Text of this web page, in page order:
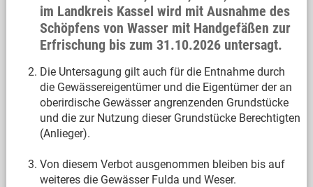
im Landkreis Kassel wird mit Ausnahme des
Schöpfens von Wasser mit Handgefäßen zur
Erfrischung bis zum 31.10.2026 untersagt.
Die Untersagung gilt auch für die Entnahme durch
die Gewässereigentümer und die Eigentümer der an
oberirdische Gewässer angrenzenden Grundstücke
und die zur Nutzung dieser Grundstücke Berechtigten
(Anlieger).
Von diesem Verbot ausgenommen bleiben bis auf
weiteres die Gewässer Fulda und Weser.